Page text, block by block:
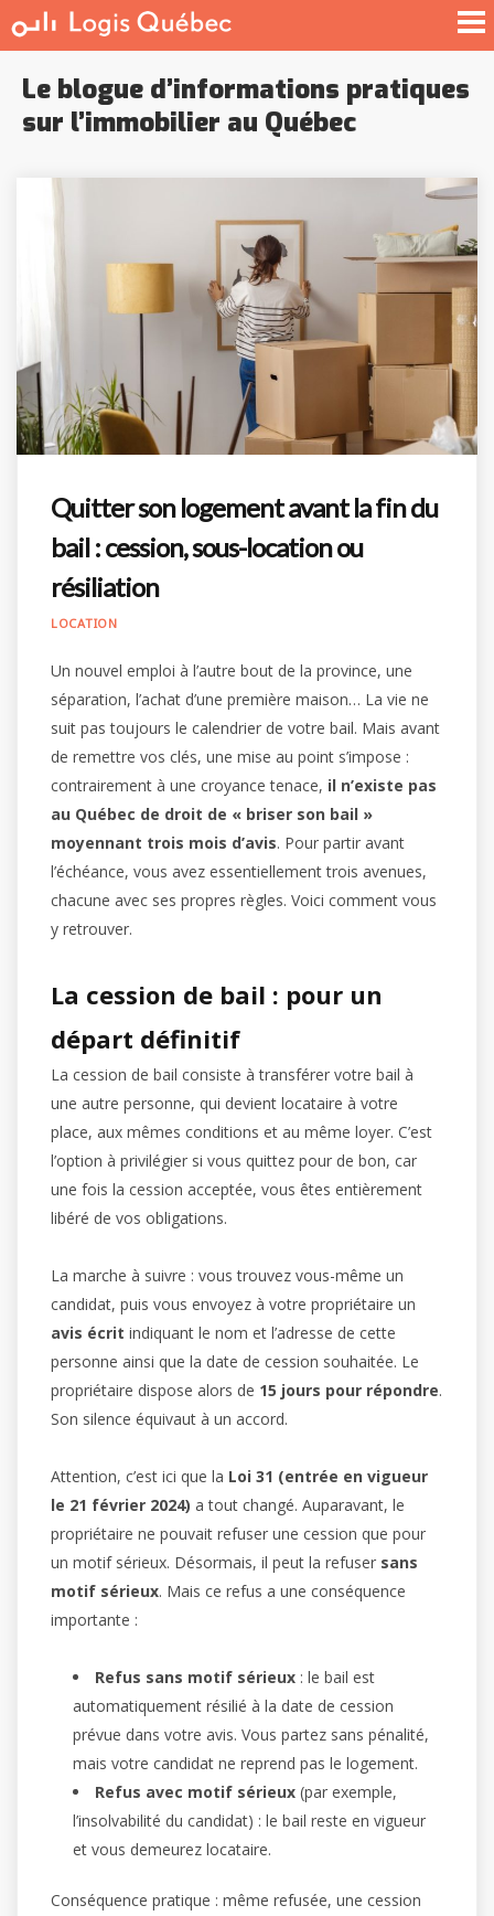
À LOUER
SERVICE PRO
GUIDE
Le blogue d’informations pratiques
sur l’immobilier au Québec
Quitter son logement avant la fin du
bail : cession, sous-location ou
résiliation
LOCATION
Un nouvel emploi à l’autre bout de la province, une
séparation, l’achat d’une première maison… La vie ne
suit pas toujours le calendrier de votre bail. Mais avant
de remettre vos clés, une mise au point s’impose :
contrairement à une croyance tenace, il n’existe pas
au Québec de droit de « briser son bail »
moyennant trois mois d’avis. Pour partir avant
l’échéance, vous avez essentiellement trois avenues,
chacune avec ses propres règles. Voici comment vous
y retrouver.
La cession de bail : pour un
départ définitif
La cession de bail consiste à transférer votre bail à
une autre personne, qui devient locataire à votre
place, aux mêmes conditions et au même loyer. C’est
l’option à privilégier si vous quittez pour de bon, car
une fois la cession acceptée, vous êtes entièrement
libéré de vos obligations.
La marche à suivre : vous trouvez vous-même un
candidat, puis vous envoyez à votre propriétaire un
avis écrit indiquant le nom et l’adresse de cette
personne ainsi que la date de cession souhaitée. Le
propriétaire dispose alors de 15 jours pour répondre.
Son silence équivaut à un accord.
Attention, c’est ici que la Loi 31 (entrée en vigueur
le 21 février 2024) a tout changé. Auparavant, le
propriétaire ne pouvait refuser une cession que pour
un motif sérieux. Désormais, il peut la refuser sans
motif sérieux. Mais ce refus a une conséquence
importante :
Refus sans motif sérieux : le bail est
automatiquement résilié à la date de cession
prévue dans votre avis. Vous partez sans pénalité,
mais votre candidat ne reprend pas le logement.
Refus avec motif sérieux (par exemple,
l’insolvabilité du candidat) : le bail reste en vigueur
et vous demeurez locataire.
Conséquence pratique : même refusée, une cession